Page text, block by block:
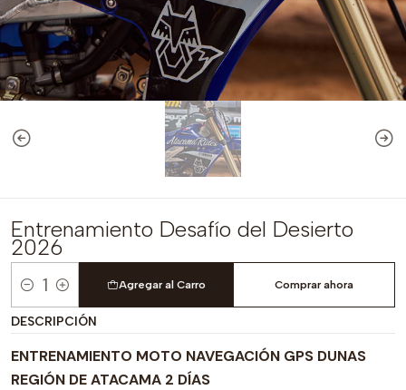
Entrenamiento Desafío del Desierto
2026
Cantidad
Agregar al Carro Comprar ahora
DESCRIPCIÓN
ENTRENAMIENTO MOTO NAVEGACIÓN GPS DUNAS
REGIÓN DE ATACAMA 2 DÍAS